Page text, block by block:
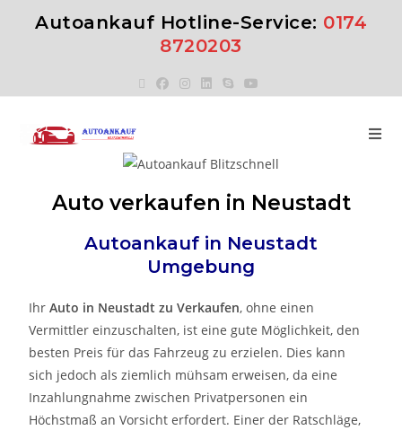
Autoankauf Hotline-Service: 0174
8720203
Auto verkaufen in Neustadt
Autoankauf in Neustadt
Umgebung
IhrAuto in NeustadtzuVerkaufen, ohne einen
Vermittler einzuschalten, ist eine gute Möglichkeit, den
besten Preis für das Fahrzeug zu erzielen. Dies kann
sich jedoch als ziemlich mühsam erweisen, da eine
Inzahlungnahme zwischen Privatpersonen ein
Höchstmaß an Vorsicht erfordert. Einer der Ratschläge,